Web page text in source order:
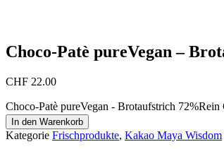
Choco-Patè pureVegan –
CHF 22.00
Choco-Patè pureVegan - Brotaufstrich
In den Warenkorb
Kategorie Frischprodukte, Kakao Maya Wisdom